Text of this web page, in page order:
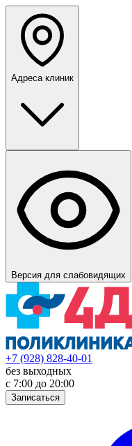
Адреса клиник
Версия для слабовидящих
+7 (928) 828-40-01
без выходных
с 7:00 до 20:00
Записаться